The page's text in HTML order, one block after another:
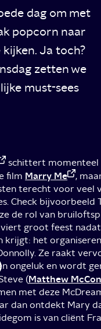
dag om met
popcorn naar
Ja toch?
zetten we
must-sees
schittert momenteel
film Marry Me
,
terecht voor veel
Check bijvoorbeeld
de rol van
groot feest
krijgt: het
Ze raakt
ongeluk en wordt
(Matthew
met deze
dan ontdekt Mary
is van cliënt